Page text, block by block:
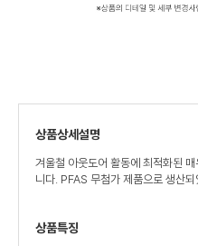
상품상세설명
겨울철 아웃도어 활동에 최적화된
니다. PFAS 무첨가 제품으로 생산되
상품특징